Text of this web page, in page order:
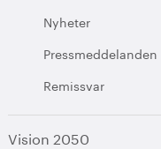
Nyheter
Pressmeddelanden
Remissvar
Vision 2050